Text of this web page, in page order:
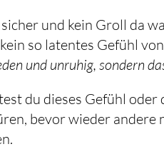
und kein Groll da
so latentes Gefühl von
und unruhig, sondern
du dieses Gefühl oder
bevor wieder andere